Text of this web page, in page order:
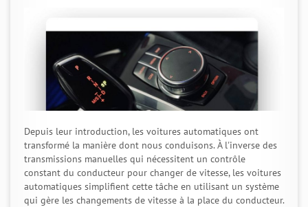
Depuis leur introduction, les voitures automatiques ont
transformé la manière dont nous conduisons. À l'inverse des
transmissions manuelles qui nécessitent un contrôle
constant du conducteur pour changer de vitesse, les voitures
automatiques simplifient cette tâche en utilisant un système
qui gère les changements de vitesse à la place du conducteur.